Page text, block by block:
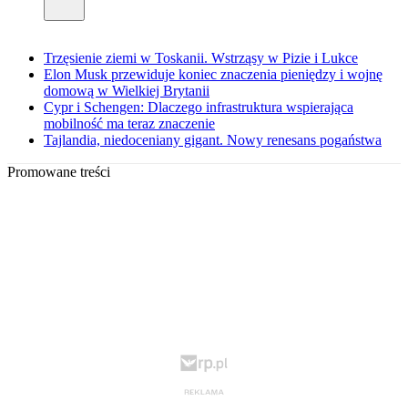
Trzęsienie ziemi w Toskanii. Wstrząsy w Pizie i Lukce
Elon Musk przewiduje koniec znaczenia pieniędzy i wojnę
domową w Wielkiej Brytanii
Cypr i Schengen: Dlaczego infrastruktura wspierająca
mobilność ma teraz znaczenie
Tajlandia, niedoceniany gigant. Nowy renesans pogaństwa
Promowane treści